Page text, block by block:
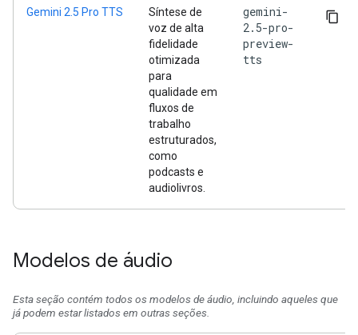
Gemini 2.5 Pro TTS
Síntese de
voz de alta
fidelidade
otimizada
para
qualidade em
fluxos de
trabalho
estruturados,
como
podcasts e
audiolivros.
gemini-
2.5-pro-
preview-
tts
Modelos de áudio
Esta seção contém todos os modelos de áudio, incluindo aqueles que
já podem estar listados em outras seções.